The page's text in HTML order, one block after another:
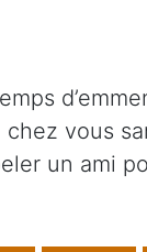
vous
un ami